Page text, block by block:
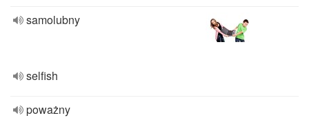
samolubny
selfish
poważny